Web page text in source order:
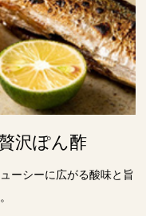
沢ぽん酢
ーシーに広がる酸味と旨